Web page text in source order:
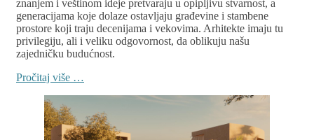
znanjem i veštinom ideje pretvaraju u opipljivu stvarnost, a
generacijama koje dolaze ostavljaju građevine i stambene
prostore koji traju decenijama i vekovima. Arhitekte imaju tu
privilegiju, ali i veliku odgovornost, da oblikuju našu
zajedničku budućnost.
Pročitaj više …